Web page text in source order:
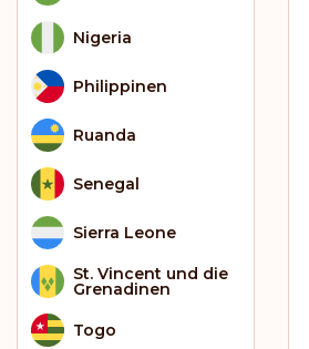
Nigeria
Philippinen
Ruanda
Senegal
Sierra Leone
St. Vincent und die
Grenadinen
Togo